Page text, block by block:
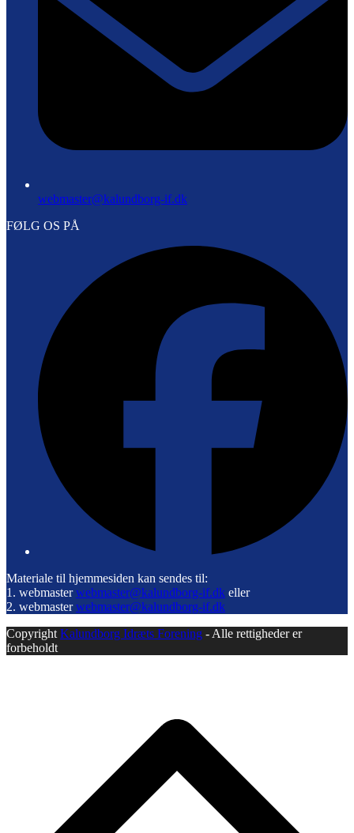
webmaster@kalundborg-if.dk
FØLG OS PÅ
Materiale til hjemmesiden kan sendes til:
1. webmasterwebmaster@kalundborg-if.dk eller
2. webmasterwebmaster@kalundborg-if.dk
Copyright Kalundborg Idræts Forening - Alle rettigheder er
forbeholdt